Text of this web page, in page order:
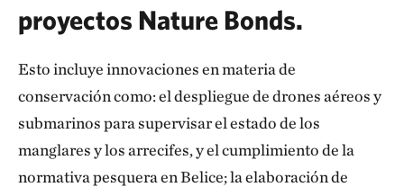
proyectos Nature Bonds.
Esto incluye innovaciones en materia de
conservación como: el despliegue de drones aéreos y
submarinos para supervisar el estado de los
manglares y los arrecifes, y el cumplimiento de la
normativa pesquera en Belice; la elaboración de